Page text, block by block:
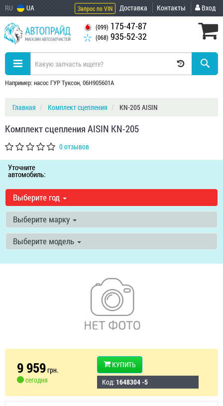
RU UA Запрос по VIN Доставка Контакты Вход
(099) 175-47-87
(068) 935-52-32
Например: насос ГУР Туксон, 06H905601A
Главная Комплект сцепления KN-205 AISIN
Комплект сцепления AISIN KN-205
0 отзывов
Уточните
автомобиль:
Выберите год
Выберите марку
Выберите модель
9 959грн.
сегодня
КУПИТЬ
Код: 1648304 -5